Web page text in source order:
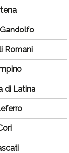
Romani
di Latina